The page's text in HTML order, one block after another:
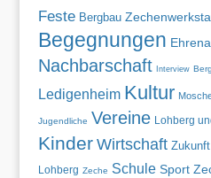
Feste Bergbau
Begegnungen
Nachbarschaft Interview
Ledigenheim Kultur
Jugendliche Vereine Lohberg
Kinder Wirtschaft Zukunft
Lohberg Zeche Schule Sport